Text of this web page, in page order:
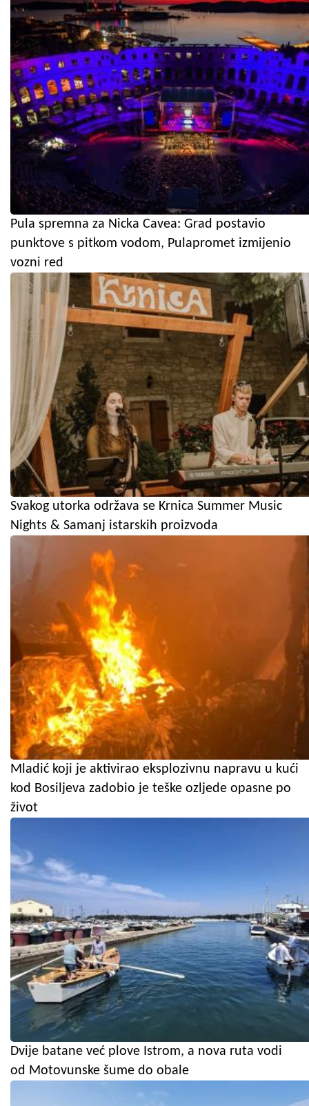
Pula spremna za Nicka Cavea: Grad postavio
punktove s pitkom vodom, Pulapromet izmijenio
vozni red
Svakog utorka održava se Krnica Summer Music
Nights & Samanj istarskih proizvoda
Mladić koji je aktivirao eksplozivnu napravu u kući
kod Bosiljeva zadobio je teške ozljede opasne po
život
Dvije batane već plove Istrom, a nova ruta vodi
od Motovunske šume do obale